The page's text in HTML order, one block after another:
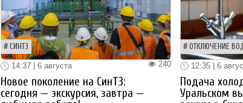
СИНТЗ
240
14:37 | 6 августа
Новое поколение на СинТЗ:
сегодня — экскурсия, завтра —
ОТКЛЮЧЕНИЕ
12:35 | 6
Подача
Уральском